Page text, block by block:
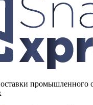
промышленного